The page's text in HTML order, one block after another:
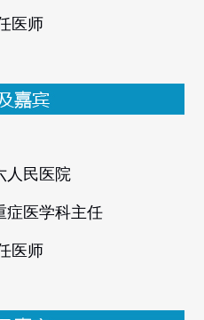
医师
人民医院
症医学科主任
医师